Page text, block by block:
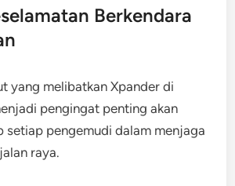
Berkendara
yang melibatkan Xpander di
pengingat penting akan
setiap pengemudi dalam menjaga
raya.